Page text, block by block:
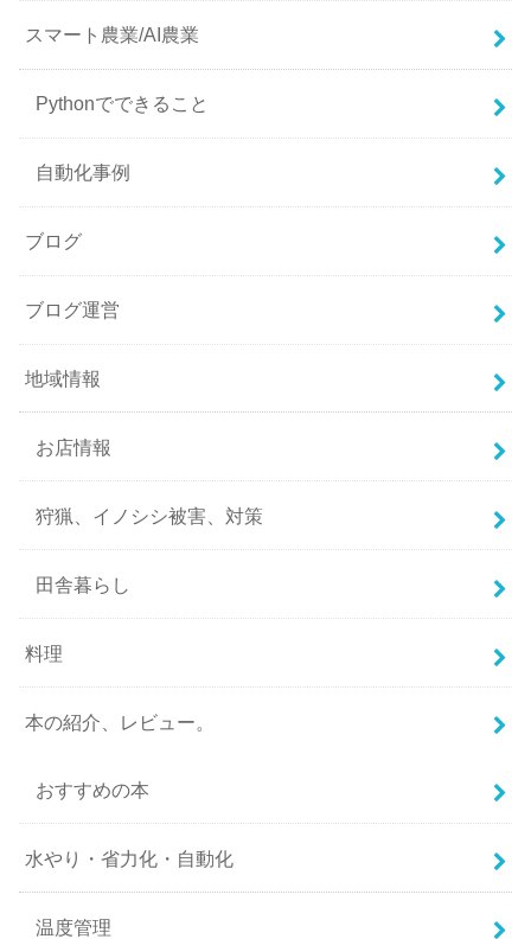
スマート農業/AI農業
Pythonでできること
自動化事例
ブログ
ブログ運営
地域情報
お店情報
狩猟、イノシシ被害、対策
田舎暮らし
料理
本の紹介、レビュー。
おすすめの本
水やり・省力化・自動化
温度管理